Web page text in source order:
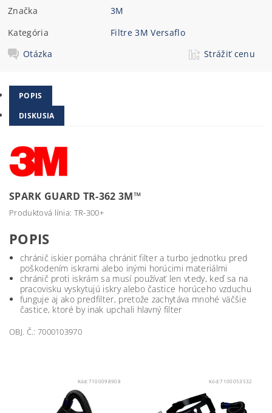
Značka
3M
Kategória
Filtre 3M Versaflo
Otázka
Strážiť cenu
POPIS
DISKUSIA
SPARK GUARD TR-362 3M™
Produktová línia: TR-300+
POPIS
chránič iskier pomáha chrániť filter a turbo jednotku pred
poškodením iskrami alebo inými horúcimi materiálmi
chránič proti iskrám sa musí používať len vtedy, keď sa na
pracovisku vyskytujú iskry alebo častice horúceho vzduchu
funguje aj ako predfilter, pretože zachytáva mnohé väčšie
častice, ktoré by inak upchali hlavný filter
OBJ. Č.: 7000103970
Kód: 7100098908 Kód:7100053532